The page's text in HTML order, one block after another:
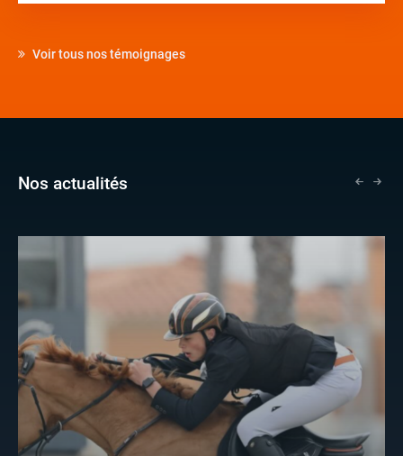
Voir tous nos témoignages
Nos actualités